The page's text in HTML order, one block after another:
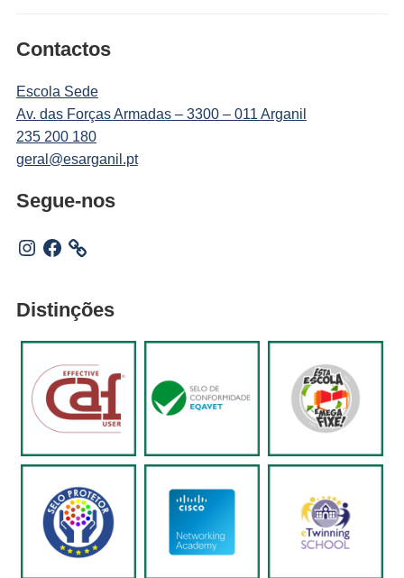
Contactos
Escola Sede
Av. das Forças Armadas – 3300 – 011 Arganil
235 200 180
geral@esarganil.pt
Segue-nos
Instagram
Facebook
Distinções